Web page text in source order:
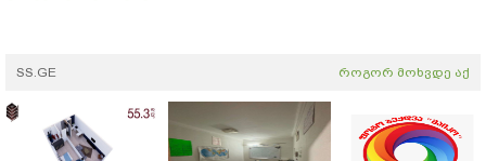
SS.GE როგორ მოხვდე აქ